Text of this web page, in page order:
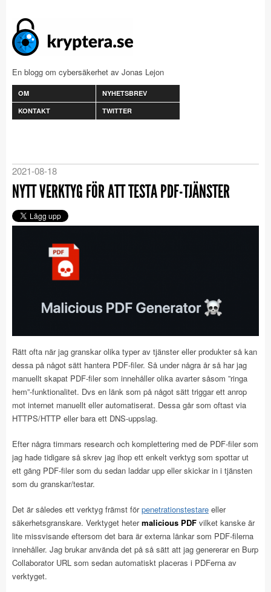
En blogg om cybersäkerhet av Jonas Lejon
OM
NYHETSBREV
KONTAKT
TWITTER
2021-08-18
NYTT VERKTYG FÖR ATT TESTA PDF-TJÄNSTER
Rätt ofta när jag granskar olika typer av tjänster eller produkter så kan
dessa på något sätt hantera PDF-filer. Så under några år så har jag
manuellt skapat PDF-filer som innehåller olika avarter såsom ”ringa
hem”-funktionalitet. Dvs en länk som på något sätt triggar ett anrop
mot internet manuellt eller automatiserat. Dessa går som oftast via
HTTPS/HTTP eller bara ett DNS-uppslag.
Efter några timmars research och komplettering med de PDF-filer som
jag hade tidigare så skrev jag ihop ett enkelt verktyg som spottar ut
ett gäng PDF-filer som du sedan laddar upp eller skickar in i tjänsten
som du granskar/testar.
Det är således ett verktyg främst förpenetrationstestare eller
säkerhetsgranskare. Verktyget hetermalicious PDF vilket kanske är
lite missvisande eftersom det bara är externa länkar som PDF-filerna
innehåller. Jag brukar använda det på så sätt att jag genererar en Burp
Collaborator URL som sedan automatiskt placeras i PDFerna av
verktyget.